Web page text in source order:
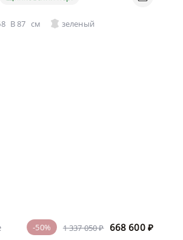
В87 см зеленый
1 337 050 ₽ 668 600 ₽
-50%